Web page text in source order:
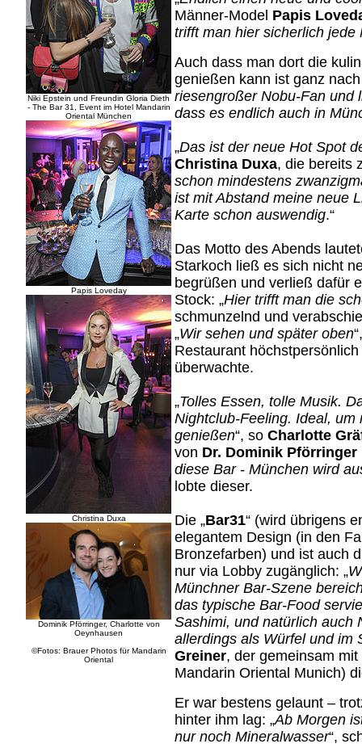
Niki Epstein und Freundin Gloria Dieth
- The Bar 31, Event im Hotel Mandarin
Oriental München
Papis Loveday
Christina Duxa
Dominik Pförringer, Charlotte von
Oeynhausen
©Fotos: Brauer Photos für Mandarin
Oriental
Männer-Model Papis
trifft man hier sicherlich
Auch dass man dort die
genießen kann ist ganz
riesengroßer Nobu-Fan und
dass es endlich auch in
„Das ist der neue Hot Spot
Christina Duxa, die bereits
schon mindestens
ist mit Abstand meine neue
Karte schon auswendig.“
Das Motto des Abends
Starkoch ließ es sich nicht
begrüßen und verließ dafür
Stock: „Hier trifft man die
schmunzelnd und
„Wir sehen und später oben
Restaurant
überwachte.
„Tolles Essen, tolle Musik.
Nightclub-Feeling. Ideal,
genießen“, so Charlotte
von Dr. Dominik Pförringer
diese Bar - München wird
lobte dieser.
Die „Bar31“ (wird übrigens
elegantem Design (in den
Bronzefarben) und ist auch
nur via Lobby zugänglich: „
Münchner Bar-Szene
das typische Bar-Food
Sashimi, und natürlich auch
allerdings als Würfel und im
Greiner, der gemeinsam mit
Mandarin Oriental Munich)
Er war bestens gelaunt –
hinter ihm lag: „Ab Morgen
nur noch Mineralwasser“,